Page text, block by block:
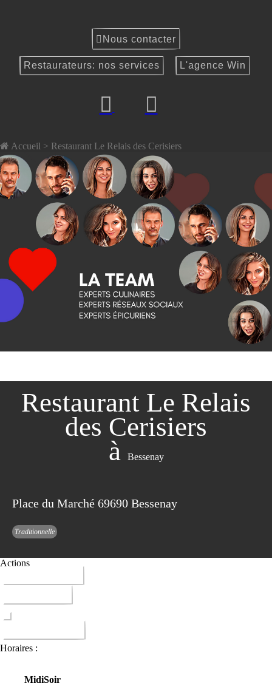
Nous contacter
Restaurateurs: nos services L'agence Win
Accueil > Restaurant Le Relais des Cerisiers
Restaurant Le Relais
des Cerisiers
à
Bessenay
Place du Marché 69690 Bessenay
Traditionnelle
Actions
Horaires :
MidiSoir